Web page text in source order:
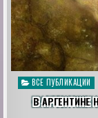
Опубликовано
в
ВСЕ ПУБЛИКАЦИИ
В АРГЕНТИНЕ